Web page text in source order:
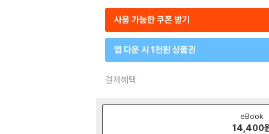
사용 가능한 쿠폰 받기
앱 다운 시 1천원 상품권
결제혜택
eBook
14,400